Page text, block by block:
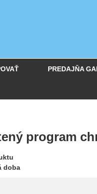
PREDAJŇA
program
doba